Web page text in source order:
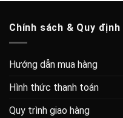
Chính sách & Quy định
Hướng dẫn mua hàng
Hình thức thanh toán
Quy trình giao hàng